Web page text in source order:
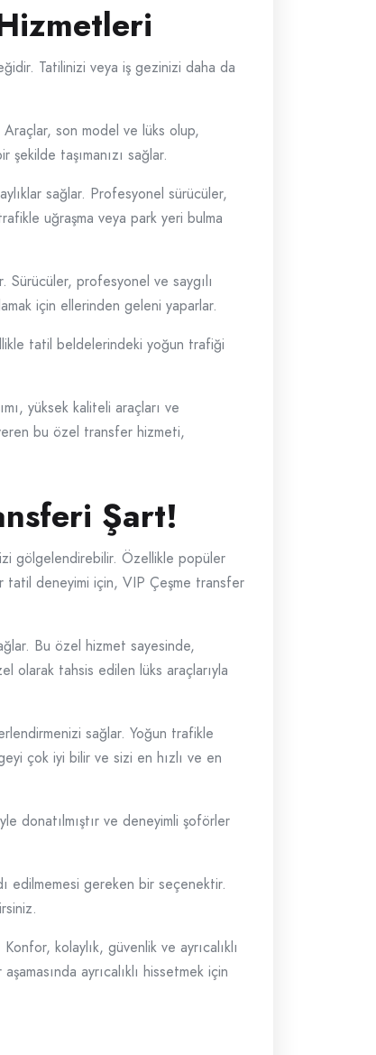
Tatilinizi veya iş gezinizi daha da
son model ve lüks olup,
taşımanızı sağlar.
sağlar. Profesyonel sürücüler,
uğraşma veya park yeri bulma
Sürücüler, profesyonel ve saygılı
için ellerinden geleni yaparlar.
tatil beldelerindeki yoğun trafiği
yüksek kaliteli araçları ve
bu özel transfer hizmeti,
Şart!
gölgelendirebilir. Özellikle popüler
tatil deneyimi için, VIP Çeşme transfer
Bu özel hizmet sayesinde,
olarak tahsis edilen lüks araçlarıyla
sağlar. Yoğun trafikle
çok iyi bilir ve sizi en hızlı ve en
donatılmıştır ve deneyimli şoförler
edilmemesi gereken bir seçenektir.
kolaylık, güvenlik ve ayrıcalıklı
ayrıcalıklı hissetmek için